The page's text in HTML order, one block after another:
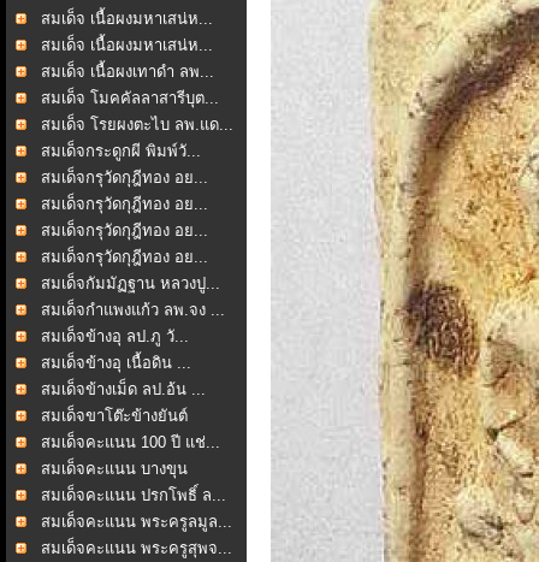
สมเด็จ เนื้อผงมหาเสน่ห...
สมเด็จ เนื้อผงมหาเสน่ห...
สมเด็จ เนื้อผงเทาดำ ลพ...
สมเด็จ โมคคัลลาสารีบุต...
สมเด็จ โรยผงตะไบ ลพ.แด...
สมเด็จกระดูกผี พิมพ์วั...
สมเด็จกรุวัดกุฎีทอง อย...
สมเด็จกรุวัดกุฎีทอง อย...
สมเด็จกรุวัดกุฎีทอง อย...
สมเด็จกรุวัดกุฎีทอง อย...
สมเด็จกัมมัฏฐาน หลวงปู...
สมเด็จกำแพงแก้ว ลพ.จง ...
สมเด็จข้างอุ ลป.ภู วั...
สมเด็จข้างอุ เนื้อดิน ...
สมเด็จข้างเม็ด ลป.อ้น ...
สมเด็จขาโต๊ะข้างยันต์
สมเด็จคะแนน 100 ปี แช่...
สมเด็จคะแนน บางขุน
พรหม...สมเด็จคะแนน ปรกโพธิ์ ล...
สมเด็จคะแนน พระครูลมูล...
สมเด็จคะแนน พระครูสุพจ...